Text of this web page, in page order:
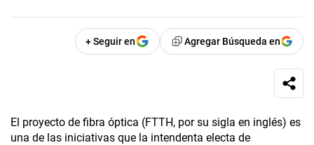
+ Seguir en Agregar Búsqueda en
El proyecto de fibra óptica (FTTH, por su sigla en inglés) es
una de las iniciativas que la intendenta electa de